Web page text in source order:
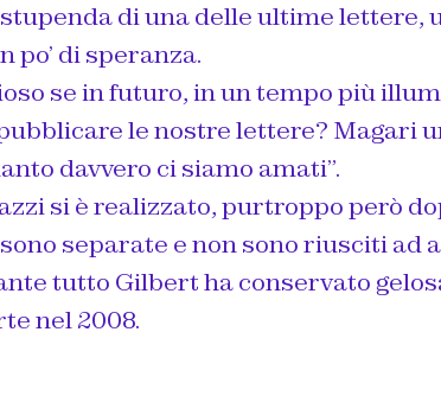
di una delle ultime lettere,
po’ di speranza.
se in futuro, in un tempo più
le nostre lettere? Magari
davvero ci siamo amati”.
si è realizzato, purtroppo però
separate e non sono riusciti ad
tutto Gilbert ha conservato
nel 2008.